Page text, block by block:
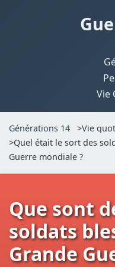
Vie
Générations 14 >Vie
>Quel était le sort des
Guerre mondiale ?
Que sont
soldats
Grande